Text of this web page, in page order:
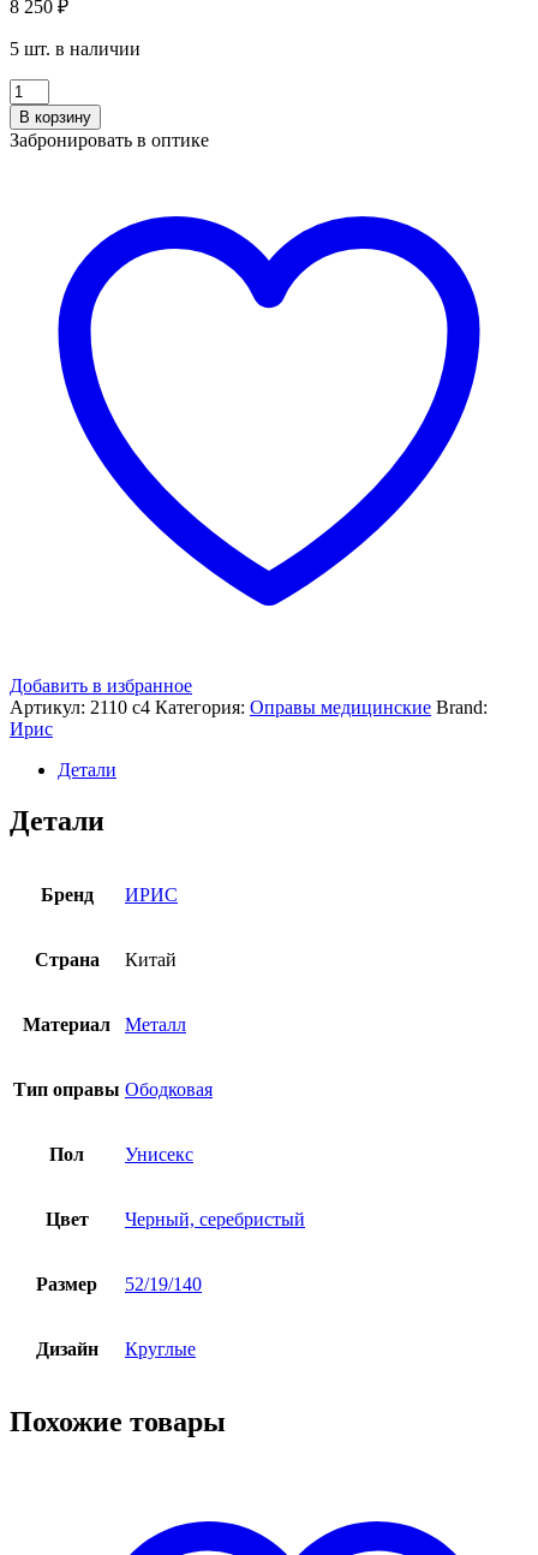
8 250 ₽
5 шт. в наличии
Количество
ИРИС
2110
c4
В корзину
Забронировать в оптике
Добавить в избранное
Артикул: 2110 c4 Категория: Оправы медицинские Brand:
Ирис
Детали
Детали
Бренд ИРИС
Страна Китай
Материал Металл
Тип оправы Ободковая
Пол Унисекс
Цвет Черный, серебристый
Размер 52/19/140
Дизайн Круглые
Похожие товары